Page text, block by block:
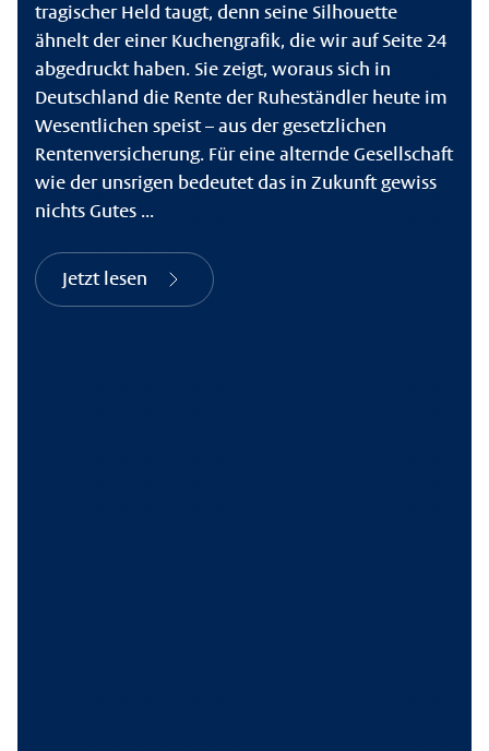
tragischer Held taugt, denn seine Silhouette
ähnelt der einer Kuchengrafik, die wir auf Seite 24
abgedruckt haben. Sie zeigt, woraus sich in
Deutschland die Rente der Ruheständler heute im
Wesentlichen speist – aus der gesetzlichen
Rentenversicherung. Für eine alternde Gesellschaft
wie der unsrigen bedeutet das in Zukunft gewiss
nichts Gutes ...
Jetzt lesen